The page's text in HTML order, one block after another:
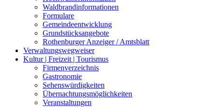
Waldbrandinformationen
Formulare
Gemeindeentwicklung
Grundstücksangebote
Rothenburger Anzeiger / Amtsblatt
Verwaltungswegweiser
Kultur | Freizeit | Tourismus
Firmenverzeichnis
Gastronomie
Sehenswürdigkeiten
Übernachtungsmöglichkeiten
Veranstaltungen